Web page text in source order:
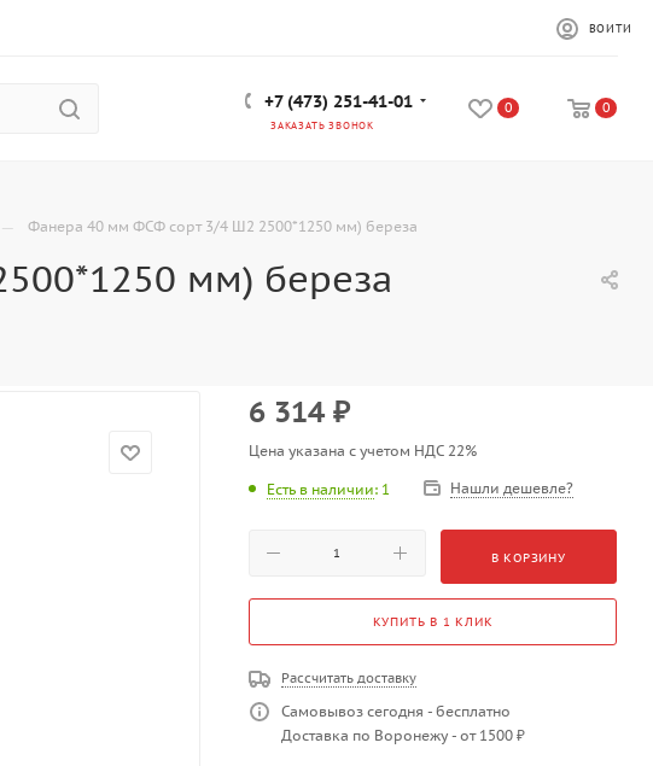
ВОЙТИ
+7 (473) 251-41-01
ЗАКАЗАТЬ ЗВОНОК
0 0
— Фанера 40 мм ФСФ сорт 3/4 Ш2 2500*1250 мм) береза
мм) береза
6 314 ₽
Цена указана с учетом НДС 22%
Есть в наличии: 1 Нашли дешевле?
В КОРЗИНУ
КУПИТЬ В 1 КЛИК
Рассчитать доставку
Самовывоз сегодня - бесплатно
Доставка по Воронежу - от 1500 ₽